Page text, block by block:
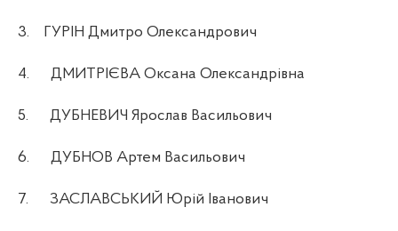
3. ГУРІН Дмитро Олександрович
4. ДМИТРІЄВА Оксана Олександрівна
5. ДУБНЕВИЧ Ярослав Васильович
6. ДУБНОВ Артем Васильович
7. ЗАСЛАВСЬКИЙ Юрій Іванович